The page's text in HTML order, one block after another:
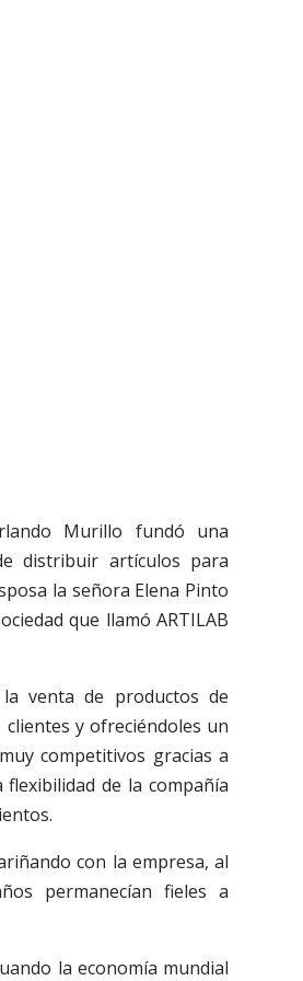
Murillo fundó una
distribuir artículos para
la señora Elena Pinto
que llamó ARTILAB
venta de productos de
y ofreciéndoles un
competitivos gracias a
de la compañía
con la empresa, al
permanecían fieles a
la economía mundial